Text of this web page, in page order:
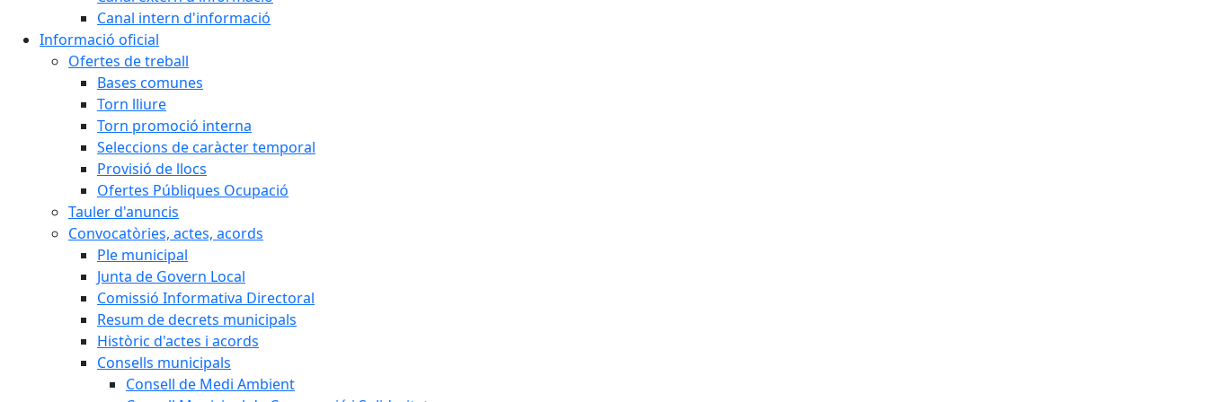
Canal intern d'informació
Informació oficial
Ofertes de treball
Bases comunes
Torn lliure
Torn promoció interna
Seleccions de caràcter temporal
Provisió de llocs
Ofertes Públiques Ocupació
Tauler d'anuncis
Convocatòries, actes, acords
Ple municipal
Junta de Govern Local
Comissió Informativa Directoral
Resum de decrets municipals
Històric d'actes i acords
Consells municipals
Consell de Medi Ambient